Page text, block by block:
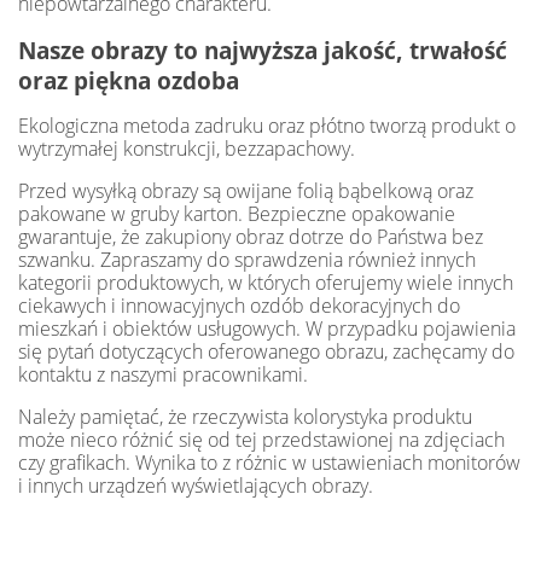
Nasze obrazy to najwyższa jakość, trwałość
oraz piękna ozdoba
Ekologiczna metoda zadruku oraz płótno tworzą produkt o
wytrzymałej konstrukcji, bezzapachowy.
Przed wysyłką obrazy są owijane folią bąbelkową oraz
pakowane w gruby karton. Bezpieczne opakowanie
gwarantuje, że zakupiony obraz dotrze do Państwa bez
szwanku. Zapraszamy do sprawdzenia również innych
kategorii produktowych, w których oferujemy wiele innych
ciekawych i innowacyjnych ozdób dekoracyjnych do
mieszkań i obiektów usługowych. W przypadku pojawienia
się pytań dotyczących oferowanego obrazu, zachęcamy do
kontaktu z naszymi pracownikami.
Należy pamiętać, że rzeczywista kolorystyka produktu
może nieco różnić się od tej przedstawionej na zdjęciach
czy grafikach. Wynika to z różnic w ustawieniach monitorów
i innych urządzeń wyświetlających obrazy.